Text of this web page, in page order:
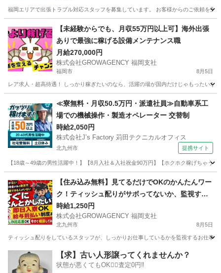
福岡エリアで出張トラブル対応スタッフを募集しています。 お客様からのご依頼を
その他 スタッフ
【未経験からでも、月収55万円以上可】海外出張
ありで最強に稼げる設備メンテナンス職
月給270,000円
株式会社GROWAGENCY 福岡支社
福岡市 8月5日
レア求人・超高待遇！ しっかり稼ぎたいのなら、活躍の場が国内だけじゃもったい
その他 海外出張
≪寮無料・月収50.5万円・派遣社員≫自動車系工
場での機械操作・製造オペレーター 交替制
時給2,050円
株式会社J’s Factory 苅田テクニカルオフィス
北九州市 提携サイト
【18歳～49歳の男性活躍中！】【8月入社＆入社祝金90万円】【ホクホク稼げちゃ
その他
【住み込み無料】見てるだけでOKのかんたんワー
ク！ティッシュ配りがサボってないか、監視する
お仕事。
時給1,250円
株式会社GROWAGENCY 福岡支社
北九州市 8月5日
ティッシュ配りをしているスタッフが、しっかりお仕事しているかを監視するお仕事
北九州市 その他 ティッシュ
【求】古い人形譲ってくれませんか？
状態が悪くてもOK🙆‍♀️査定0円‼️